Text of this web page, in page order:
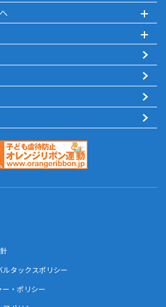
ルタックスポリシー
ー・ポリシー